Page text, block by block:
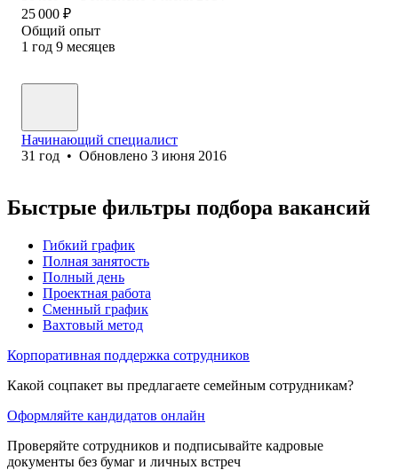
25 000 ₽
Общий опыт
1 год 9 месяцев
Начинающий специалист
31 год • Обновлено 3 июня 2016
Быстрые фильтры подбора вакансий
Гибкий график
Полная занятость
Полный день
Проектная работа
Сменный график
Вахтовый метод
Корпоративная поддержка сотрудников
Какой соцпакет вы предлагаете семейным сотрудникам?
Оформляйте кандидатов онлайн
Проверяйте сотрудников и подписывайте кадровые
документы без бумаг и личных встреч